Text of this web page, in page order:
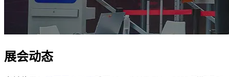
展会动态